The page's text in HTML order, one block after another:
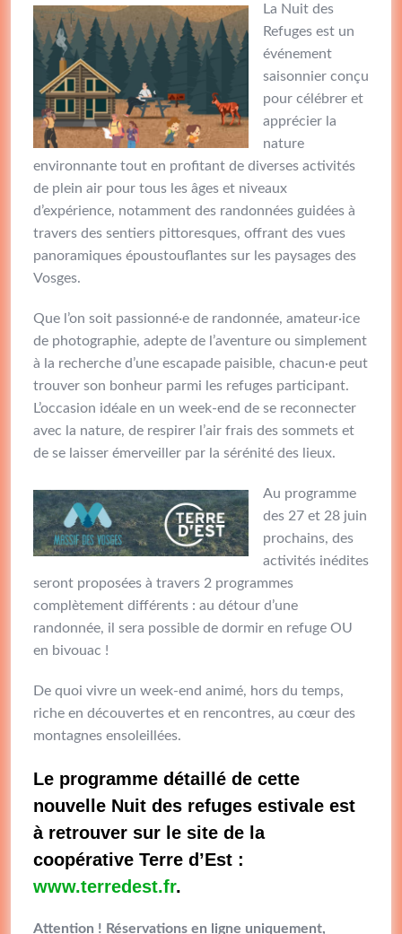
La Nuit des
Refuges est un
événement
saisonnier conçu
pour célébrer et
apprécier la
nature
environnante tout en profitant de diverses activités
de plein air pour tous les âges et niveaux
d’expérience, notamment des randonnées guidées à
travers des sentiers pittoresques, offrant des vues
panoramiques époustouflantes sur les paysages des
Vosges.
Que l’on soit passionné·e de randonnée, amateur·ice
de photographie, adepte de l’aventure ou simplement
à la recherche d’une escapade paisible, chacun·e peut
trouver son bonheur parmi les refuges participant.
L’occasion idéale en un week-end de se reconnecter
avec la nature, de respirer l’air frais des sommets et
de se laisser émerveiller par la sérénité des lieux.
Au programme
des 27 et 28 juin
prochains, des
activités inédites
seront proposées à travers 2 programmes
complètement différents : au détour d’une
randonnée, il sera possible de dormir en refuge OU
en bivouac !
De quoi vivre un week-end animé, hors du temps,
riche en découvertes et en rencontres, au cœur des
montagnes ensoleillées.
Le programme détaillé de cette
nouvelle Nuit des refuges estivale est
à retrouver sur le site de la
coopérative Terre d’Est :
www.terredest.fr.
Attention ! Réservations en ligne uniquement,